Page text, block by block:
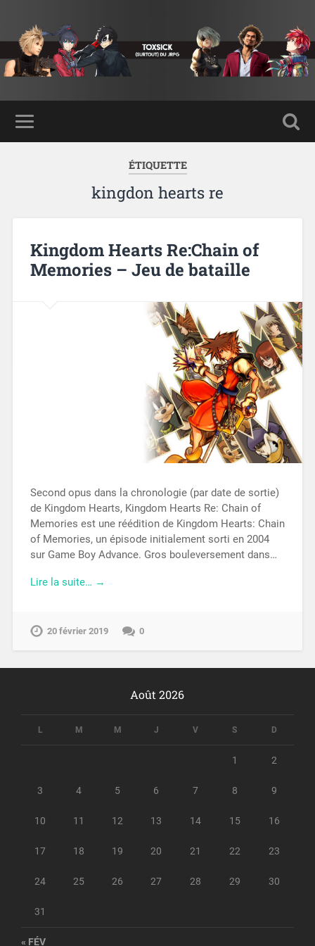
ÉTIQUETTE
kingdon hearts re
Kingdom Hearts Re:Chain of
Memories – Jeu de bataille
Second opus dans la chronologie (par date de sortie)
de Kingdom Hearts, Kingdom Hearts Re: Chain of
Memories est une réédition de Kingdom Hearts: Chain
of Memories, un épisode initialement sorti en 2004
sur Game Boy Advance. Gros bouleversement dans…
Lire la suite… →
20 février 2019 0
Août 2026
L M M J V S D
1 2
3 4 5 6 7 8 9
10 11 12 13 14 15 16
17 18 19 20 21 22 23
24 25 26 27 28 29 30
31
« FÉV